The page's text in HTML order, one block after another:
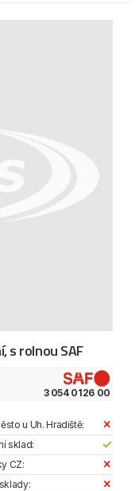
s rolnou SAF
3 054 0126 00
u Uh. Hradiště:
sklad:
CZ: